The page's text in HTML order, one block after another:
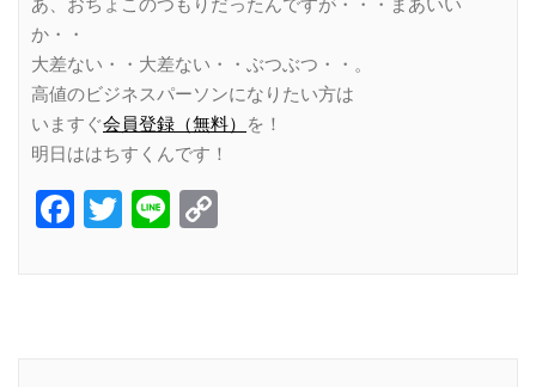
あ、おちょこのつもりだったんですが・・・まあいい
か・・
大差ない・・大差ない・・ぶつぶつ・・。
高値のビジネスパーソンになりたい方は
いますぐ会員登録（無料）
を！
明日ははちすくんです！
Facebook
Twitter
Line